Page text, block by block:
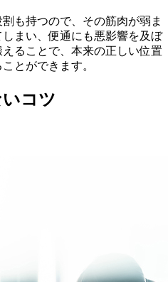
も持つので、その筋肉が弱ま
まい、便通にも悪影響を及ぼ
ることで、本来の正しい位置
とができます。
コツ